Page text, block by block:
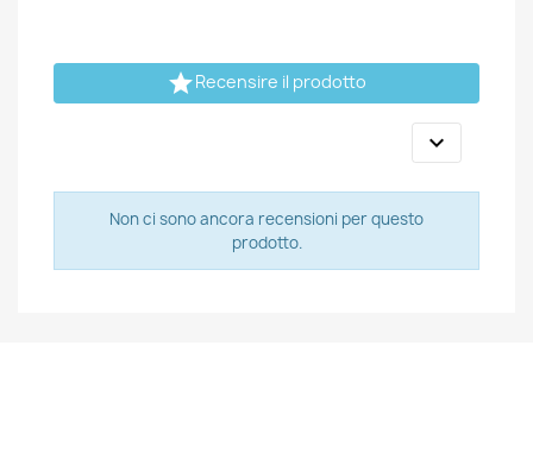
Recensire il prodotto

Non ci sono ancora recensioni per questo
prodotto.